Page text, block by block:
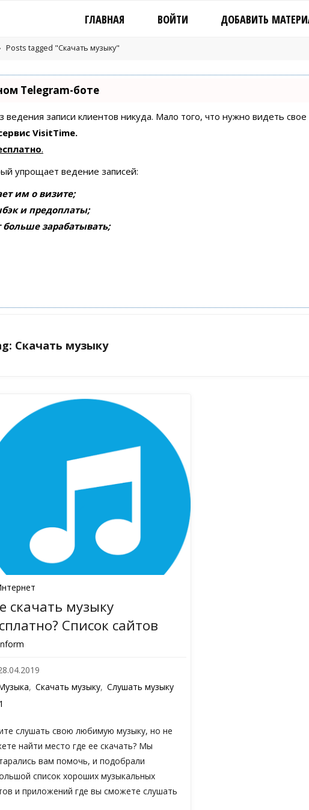
ГЛАВНАЯ ВОЙТИ ДОБАВИТЬ
Posts tagged "Скачать музыку"
Telegram-боте
ведения записи клиентов никуда. Мало того, что нужно видеть
VisitTime.
.
упрощает ведение записей:
им о визите;
и предоплаты;
зарабатывать;
Скачать музыку
скачать музыку
Список сайтов
, Скачать музыку, Слушать музыку
1
слушать свою любимую музыку, но не
найти место где ее скачать? Мы
вам помочь, и подобрали
список хороших музыкальных
и приложений где вы сможете слушать